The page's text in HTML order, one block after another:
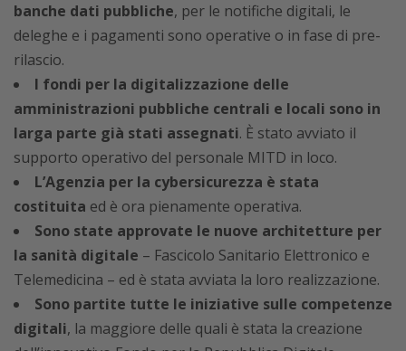
banche dati pubbliche, per le notifiche digitali, le
deleghe e i pagamenti sono operative o in fase di pre-
rilascio.
I fondi per la digitalizzazione delle
amministrazioni pubbliche centrali e locali sono in
larga parte già stati assegnati. È stato avviato il
supporto operativo del personale MITD in loco.
L’Agenzia per la cybersicurezza è stata
costituita ed è ora pienamente operativa.
Sono state approvate le nuove architetture per
la sanità digitale – Fascicolo Sanitario Elettronico e
Telemedicina – ed è stata avviata la loro realizzazione.
Sono partite tutte le iniziative sulle competenze
digitali, la maggiore delle quali è stata la creazione